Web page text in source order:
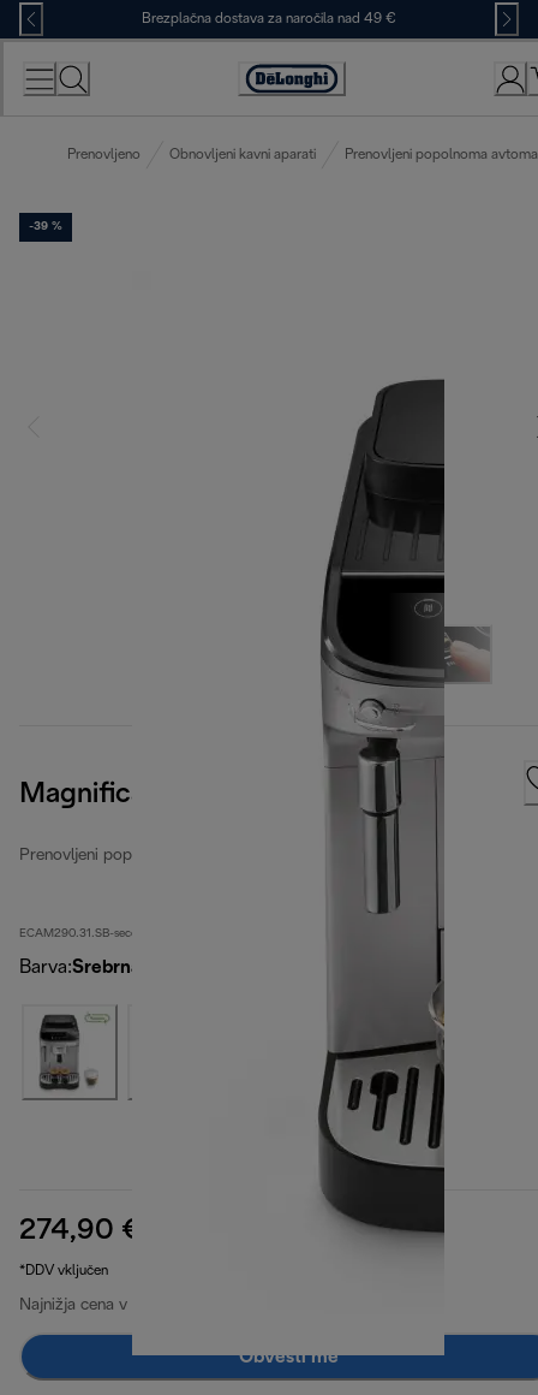
Skip
to
Content
Brezplačna dostava za naročila nad 49 €
Accessibility
Prenovljeno Obnovljeni kavni aparati Prenovljeni popolnoma
-39 %
Magnifica Evo
Prenovljeni popolnoma avtomatski kavni aparati
ECAM290.31.SB-second
Barva:Srebrna
274,90 € izvirna cena 449,90 €
*DDV vključen
Najnižja cena v zadnjih 30 dneh
Obvesti me